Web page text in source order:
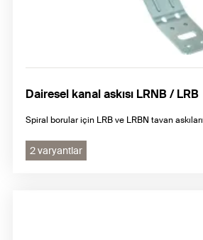
Dairesel kanal askısı LRNB / LRB
Spiral borular için LRB ve LRBN tavan askıları
2 varyantlar